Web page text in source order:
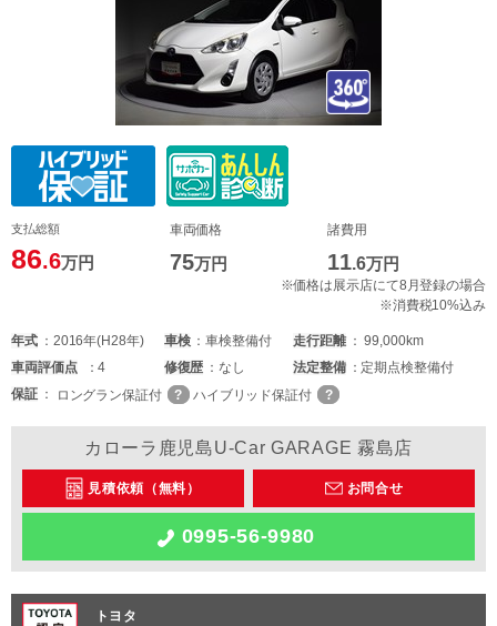
支払総額
86.6万円
車両価格
75万円
諸費用
11.6万円
※価格は展示店にて8月登録の場合
※消費税10%込み
年式 2016年(H28年) 車検 車検整備付 走行距離
99,000km
車両評価点 4 修復歴 なし 法定整備
定期点検整備付
保証
ロングラン保証付 ハイブリッド保証付
カローラ鹿児島U-Car GARAGE 霧島店
見積依頼（無料） お問合せ
0995-56-9980
トヨタ